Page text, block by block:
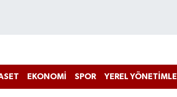
EKONOMİ SPOR YEREL